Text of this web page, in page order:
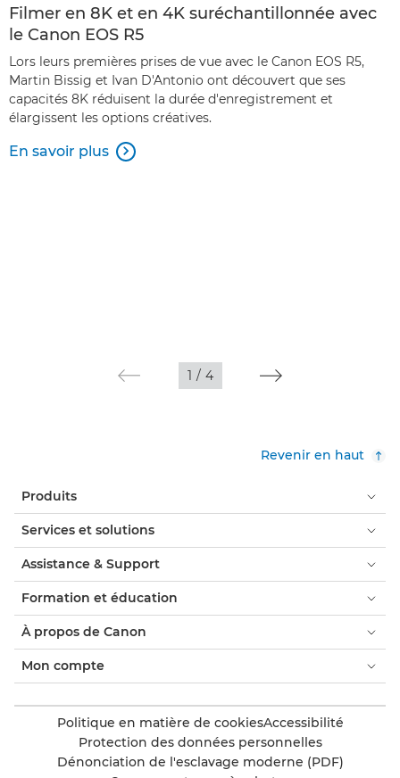
Filmer en 8K et en 4K suréchantillonnée avec
le Canon EOS R5
Lors leurs premières prises de vue avec le Canon EOS R5,
Martin Bissig et Ivan D'Antonio ont découvert que ses
capacités 8K réduisent la durée d'enregistrement et
élargissent les options créatives.
En savoir plus 
1 / 4
Revenir en haut
Produits
Services et solutions
Assistance & Support
Formation et éducation
À propos de Canon
Mon compte
Politique en matière de cookiesAccessibilité
Protection des données personnelles
Dénonciation de l'esclavage moderne (PDF)